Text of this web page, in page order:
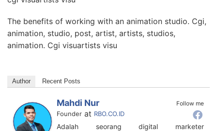
The benefits of working with an animation studio. Cgi,
animation, studio, post, artist, artists, studios,
animation. Cgi visuartists visu
Author Recent Posts
Follow me
Mahdi Nur
Founder at RBO.CO.ID
Adalah seorang digital marketer